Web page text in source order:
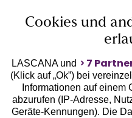
Geprüfte
Cookies und
LASCANA und 7
(Klick auf „Ok”) bei
Informationen auf einem
abzurufen (IP-Adresse,
Geräte-Kennungen). Die